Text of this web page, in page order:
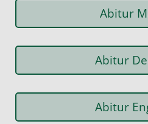
Abitur
Abitur
Abitur